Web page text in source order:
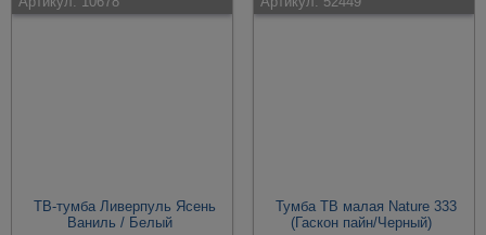
ТВ-тумба Ливерпуль Ясень
Ваниль / Белый
Тумба ТВ малая Nature 333
(Гаскон пайн/Черный)